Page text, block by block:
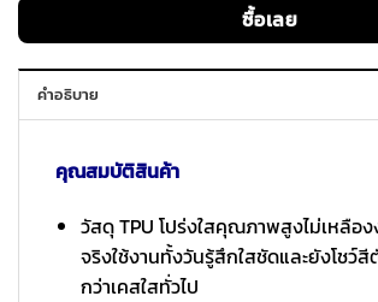
ซื้อเลย
คำอธิบาย
คุณสมบัติสินค้า
วัสดุ TPU โปร่งใสคุณภาพสูงไม่เหลือง
จริงใช้งานทั้งวันรู้สึกใสชัดและยังโชว์สี
กว่าเคสใสทั่วไป